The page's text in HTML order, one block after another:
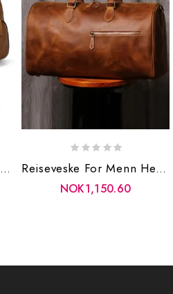
Lær Håndveske For Menn Ekte Skinn Reiseduffle Reiser Mannlige Skulder Bærbare Vesker Bagasjevesker
Reiseveske For Menn Helgeveske For Kvinner Med Stor Kapasitet Vintage Duffelveske Til Bærbar Pc-Veske I Skinn
NOK1,150.60